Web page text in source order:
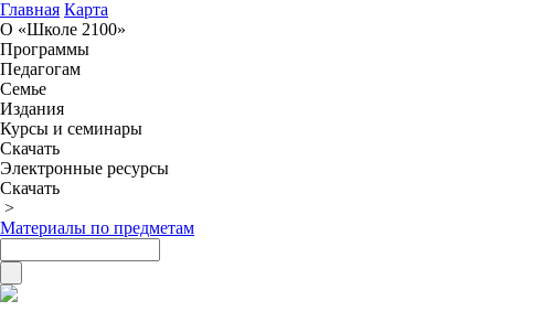
Главная Карта
О «Школе 2100»
Программы
Педагогам
Семье
Издания
Курсы и семинары
Скачать
Электронные ресурсы
Скачать
>
Материалы по предметам